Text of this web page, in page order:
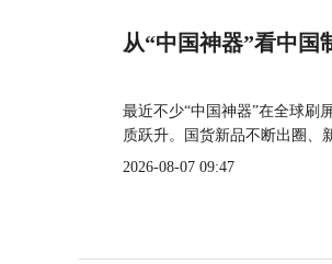
从“中国神器”看中国
最近不少“中国神器”在全球刷
质跃升。国货新品不断出圈、
2026-08-07 09:47